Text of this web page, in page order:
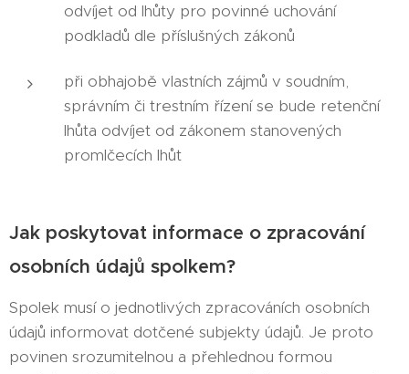
odvíjet od lhůty pro povinné uchování
podkladů dle příslušných zákonů
při obhajobě vlastních zájmů v soudním,
správním či trestním řízení se bude retenční
lhůta odvíjet od zákonem stanovených
promlčecích lhůt
Jak poskytovat informace o zpracování
osobních údajů spolkem?
Spolek musí o jednotlivých zpracováních osobních
údajů informovat dotčené subjekty údajů. Je proto
povinen srozumitelnou a přehlednou formou